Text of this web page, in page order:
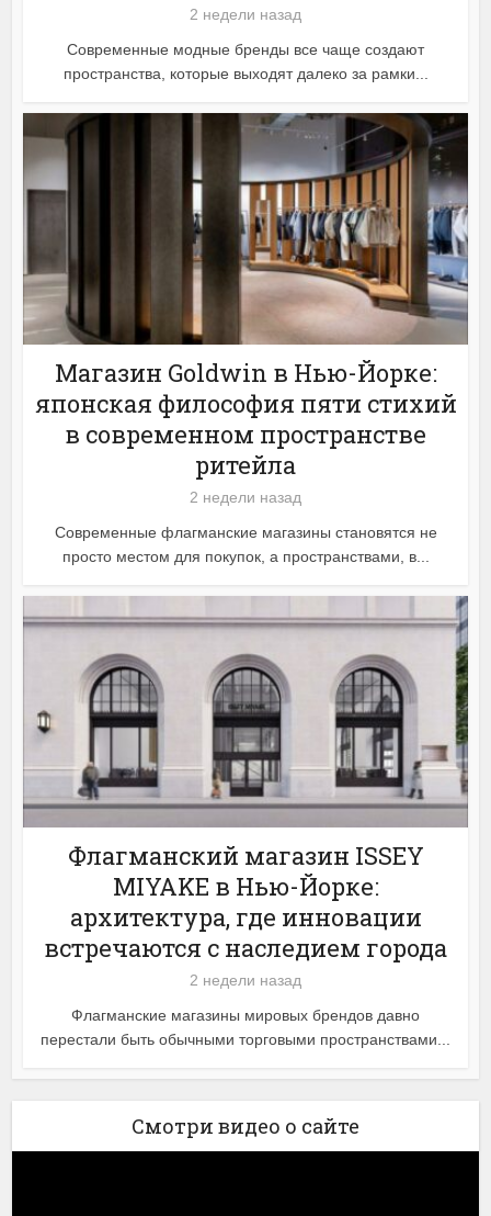
2 недели назад
Современные модные бренды все чаще создают
пространства, которые выходят далеко за рамки...
Магазин Goldwin в Нью-Йорке:
японская философия пяти стихий
в современном пространстве
ритейла
2 недели назад
Современные флагманские магазины становятся не
просто местом для покупок, а пространствами, в...
Флагманский магазин ISSEY
MIYAKE в Нью-Йорке:
архитектура, где инновации
встречаются с наследием города
2 недели назад
Флагманские магазины мировых брендов давно
перестали быть обычными торговыми пространствами...
Смотри видео о сайте